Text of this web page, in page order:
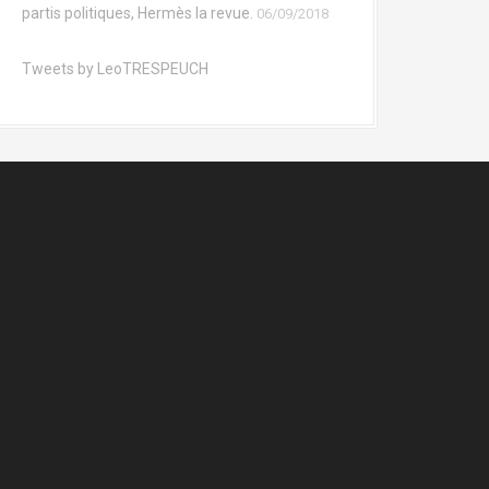
partis politiques, Hermès la revue. 06/09/2018
Tweets by LeoTRESPEUCH